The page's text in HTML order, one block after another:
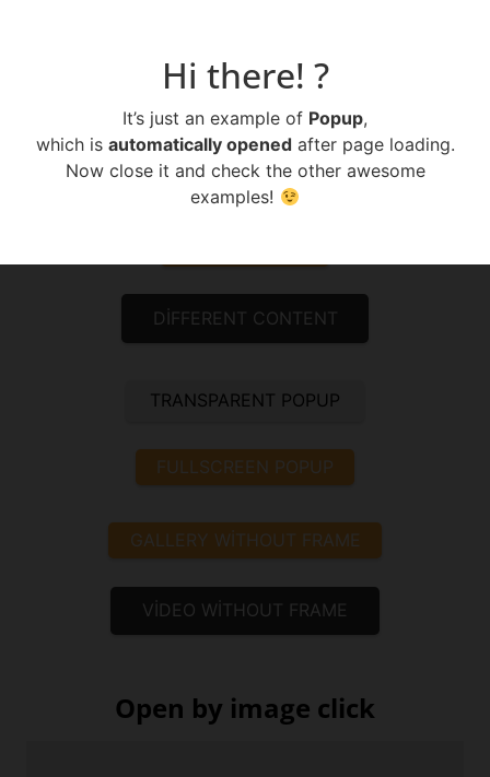
Popup
Open by button click
DIFFERENT CONTENT
TRANSPARENT POPUP
FULLSCREEN POPUP
GALLERY WITHOUT FRAME
VIDEO WITHOUT FRAME
Open by image click
Hi there! ?
It’s just an example of Popup,
which is automatically openedafter page loading.
Now close it and check the other awesome
examples!